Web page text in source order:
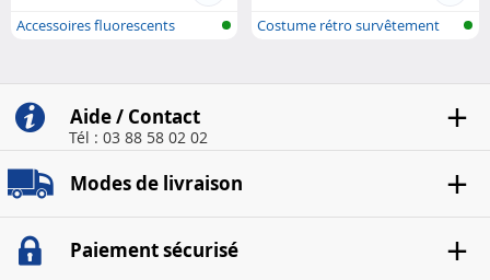
Accessoires fluorescents
Costume rétro survêtement
Aide / Contact
Tél : 03 88 58 02 02
Modes de livraison
Paiement sécurisé